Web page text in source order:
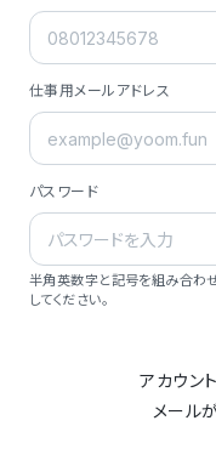
仕事用メールアドレス
パスワード
半角英数字と記号を組み合わ
してください。
アカウン
メール